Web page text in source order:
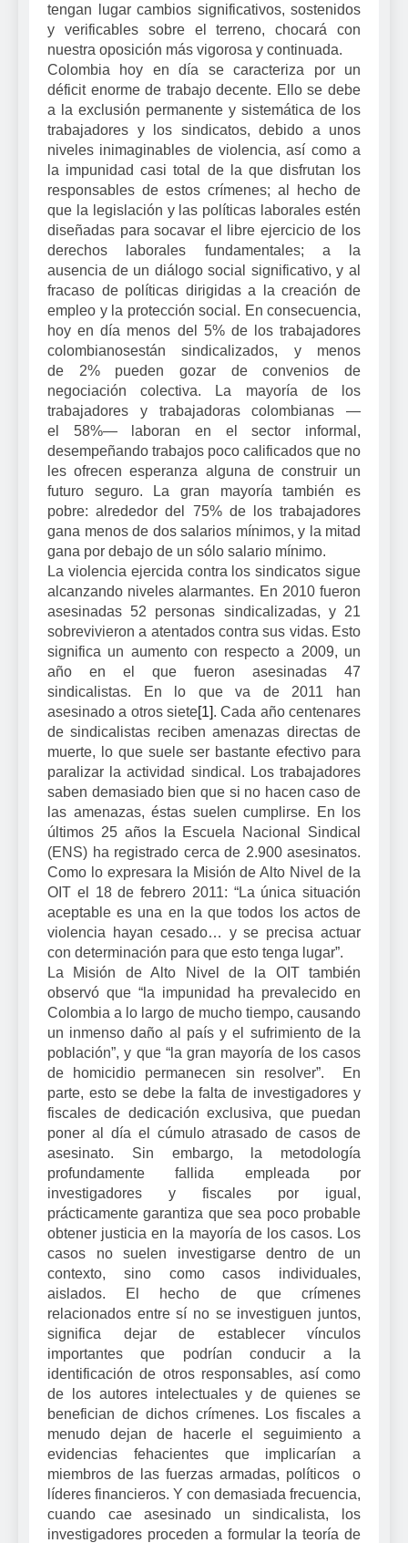
tengan lugar cambios significativos, sostenidos
y verificables sobre el terreno, chocará con
nuestra oposición más vigorosa y continuada.
Colombia hoy en día se caracteriza por un
déficit enorme de trabajo decente. Ello se debe
a la exclusión permanente y sistemática de los
trabajadores y los sindicatos, debido a unos
niveles inimaginables de violencia, así como a
la impunidad casi total de la que disfrutan los
responsables de estos crímenes; al hecho de
que la legislación y las políticas laborales estén
diseñadas para socavar el libre ejercicio de los
derechos laborales fundamentales; a la
ausencia de un diálogo social significativo, y al
fracaso de políticas dirigidas a la creación de
empleo y la protección social. En consecuencia,
hoy en día menos del 5% de los trabajadores
colombianosestán sindicalizados, y menos
de 2% pueden gozar de convenios de
negociación colectiva. La mayoría de los
trabajadores y trabajadoras colombianas —
el 58%—laboran en el sector informal,
desempeñando trabajos poco calificados que no
les ofrecen esperanza alguna de construir un
futuro seguro. La gran mayoría también es
pobre:alrededor del 75% de los trabajadores
gana menos de dos salarios mínimos, y la mitad
gana por debajo de un sólo salario mínimo.
La violencia ejercida contra los sindicatos sigue
alcanzando niveles alarmantes. En 2010 fueron
asesinadas 52 personas sindicalizadas, y 21
sobrevivieron a atentados contra sus vidas. Esto
significa un aumento con respecto a 2009, un
año en el que fueron asesinadas 47
sindicalistas. En lo que va de 2011 han
asesinado a otros siete[1]. Cada año centenares
de sindicalistas reciben amenazas directas de
muerte, lo que suele ser bastante efectivo para
paralizar la actividad sindical. Los trabajadores
saben demasiado bien que si no hacen caso de
las amenazas, éstas suelen cumplirse. En los
últimos 25 años la Escuela Nacional Sindical
(ENS) ha registrado cerca de 2.900 asesinatos.
Como lo expresara la Misión de Alto Nivel de la
OIT el 18 de febrero 2011: “La única situación
aceptable es una en la que todos los actos de
violencia hayan cesado… y se precisa actuar
con determinación para que esto tenga lugar”.
La Misión de Alto Nivel de la OIT también
observó que “la impunidad ha prevalecido en
Colombia a lo largo de mucho tiempo, causando
un inmenso daño al país y el sufrimiento de la
población”, y que “la gran mayoría de los casos
de homicidio permanecen sin resolver”.
En
parte, esto se debe la falta de investigadores y
fiscales de dedicación exclusiva, que puedan
poner al día el cúmulo atrasado de casos de
asesinato. Sin embargo, la metodología
profundamente fallida empleada por
investigadores y fiscales por igual,
prácticamente garantiza que sea poco probable
obtener justicia en la mayoría de los casos. Los
casos no suelen investigarse dentro de un
contexto, sino como casos individuales,
aislados. El hecho de que crímenes
relacionados entre sí no se investiguen juntos,
significa dejar de establecer vínculos
importantes que podrían conducir a la
identificación de otros responsables, así como
de los autores intelectuales y de quienes se
benefician de dichos crímenes. Los fiscales a
menudo dejan de hacerle el seguimiento a
evidencias fehacientes que implicarían a
miembros de las fuerzas armadas, políticos
o
líderes financieros. Y con demasiada frecuencia,
cuando cae asesinado un sindicalista, los
investigadores proceden a formular la teoría de